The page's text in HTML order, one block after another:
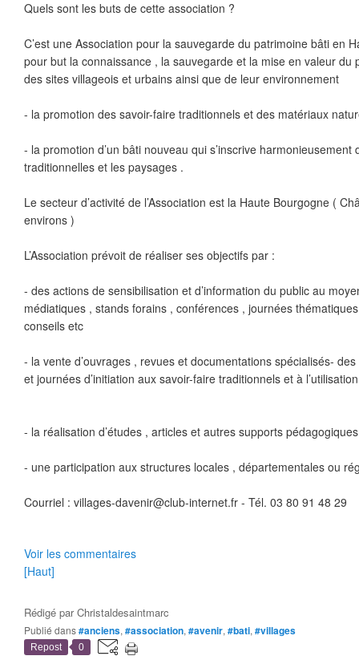
Quels sont les buts de cette association ?
C’est une Association pour la sauvegarde du patrimoine bâti en
pour but la connaissance , la sauvegarde et la mise en valeur du
des sites villageois et urbains ainsi que de leur environnement
- la promotion des savoir-faire traditionnels et des matériaux
- la promotion d’un bâti nouveau qui s’inscrive
traditionnelles et les paysages .
Le secteur d’activité de l’Association est la Haute Bourgogne (
environs )
L’Association prévoit de réaliser ses objectifs par :
- des actions de sensibilisation et d’information du public au
médiatiques , stands forains , conférences , journées
conseils etc
- la vente d’ouvrages , revues et documentations spécialisés-
et journées d’initiation aux savoir-faire traditionnels et à
- la réalisation d’études , articles et autres supports pédagogiques
- une participation aux structures locales , départementales ou
Courriel : villages-davenir@club-internet.fr - Tél. 03 80 91 48 29
Voir les commentaires
[Haut]
Rédigé parChristaldesaintmarc
Publié dans#anciens, #association, #avenir, #bati, #villages
Repost 0